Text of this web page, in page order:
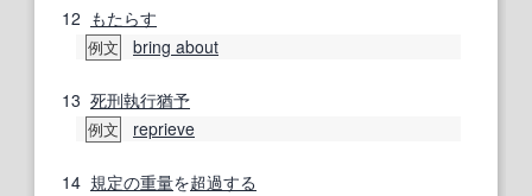
12 もたらす
例文 bring about
13 死刑執行猶予
例文 reprieve
14 規定の重量を超過する